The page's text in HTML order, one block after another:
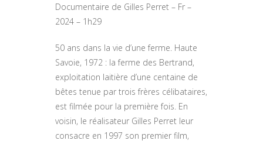
Documentaire de Gilles Perret – Fr –
2024 – 1h29
50 ans dans la vie d’une ferme. Haute
Savoie, 1972 : la ferme des Bertrand,
exploitation laitière d’une centaine de
bêtes tenue par trois frères célibataires,
est filmée pour la première fois. En
voisin, le réalisateur Gilles Perret leur
consacre en 1997 son premier film,